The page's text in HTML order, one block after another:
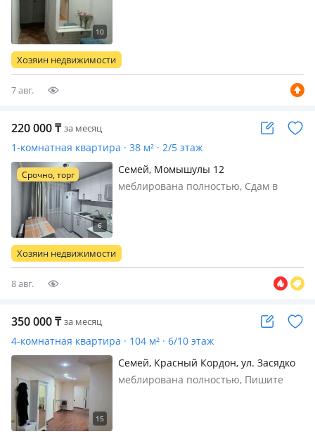
остановка от Центрального рынка,
ТЦ, Апрель, Полностью
Хозяин недвижимости
7 авг.
220 000₸ за месяц
1-комнатная квартира · 38 м² · 2/5 этаж
Срочно, торг
Семей, Момышулы 12
меблирована полностью, Сдам в
центральной аптеки, intertop и т д.
Все в шаговой доступности. Мебель,
Хозяин недвижимости
8 авг.
350 000₸ за месяц
4-комнатная квартира · 104 м² · 6/10 этаж
Семей, Красный Кордон, ул. Засядко
112 — Возле тд Аркада тд Аргымак тд
меблирована полностью, Пишите